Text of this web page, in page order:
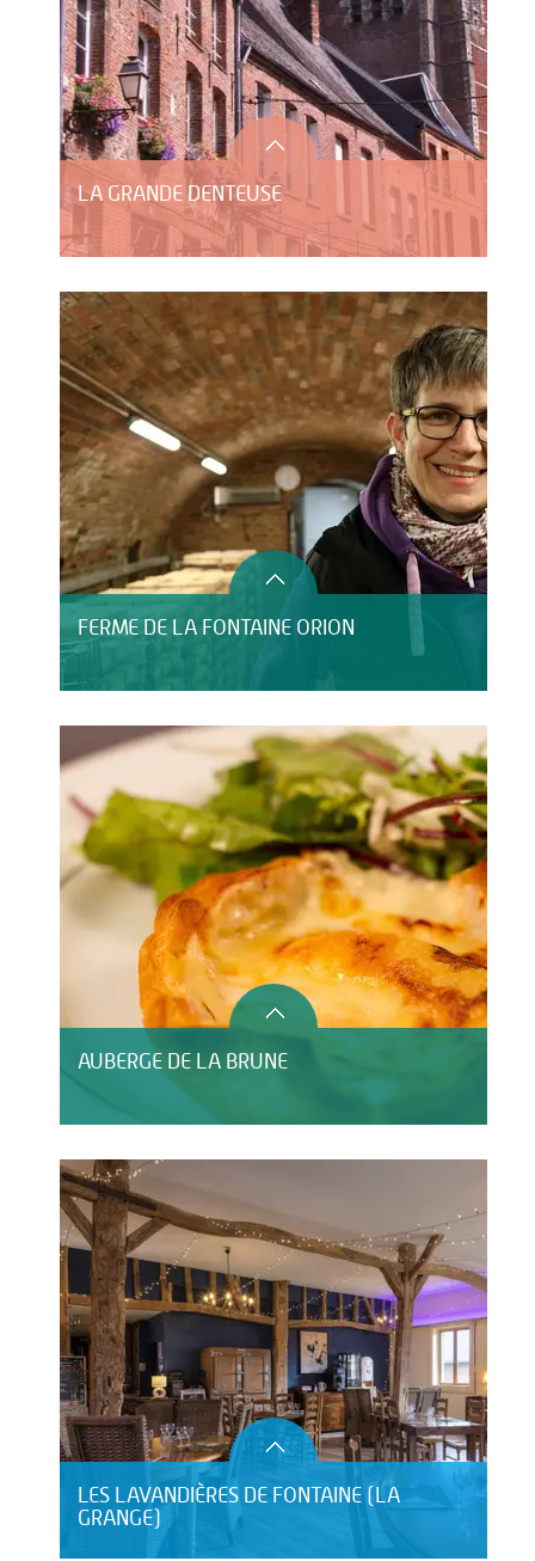
LA GRANDE DENTEUSE
FERME DE LA FONTAINE ORION
AUBERGE DE LA BRUNE
LES LAVANDIÈRES DE FONTAINE (LA
GRANGE)